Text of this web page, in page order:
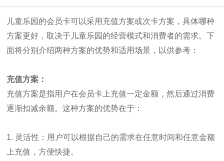
儿童乐园的会员卡可以采用充值方案或次卡方案，具体哪种
方案更好，取决于儿童乐园的经营模式和消费者的需求。下
面将分别介绍两种方案的优势和适用场景，以供参考：
充值方案：
充值方案是指用户在会员卡上充值一定金额，然后通过消费
逐渐扣减余额。这种方案的优势在于：
1. 灵活性：用户可以根据自己的需求在任意时间和任意金额
上充值，方便快捷。